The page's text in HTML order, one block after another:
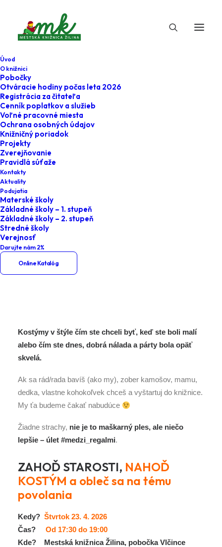
Úvod
O knižnici
Pobočky
Otváracie hodiny počas leta 2026
Registrácia za čitateľa
Cenník poplatkov a služieb
Voľné pracovné miesta
Ochrana osobných údajov
Knižničný poriadok
Projekty
Zverejňovanie
Pravidlá súťaže
Kontakty
Aktuality
Podujatia
Materské školy
Základné školy – 1. stupeň
Základné školy – 2. stupeň
Stredné školy
Verejnosť
Darujte nám 2%
Online Katalóg
Nahoď kostým a
povolania
Home
Nahoď kostým a obleč sa na tému
povolania
Kostýmy v štýle čím ste chceli byť, keď ste boli malí
alebo čím ste dnes, dobrá nálada a párty bola opäť
skvelá.
Ak sa rád/rada bavíš (ako my), zober kamošov, mamu,
dedka, vlastne kohokoľvek chceš a vyštartuj do knižnice.
My ťa budeme čakať nabudúce
Žiadne strachy, nie je to maškarný ples, ale niečo
lepšie – úlet #medzi_regalmi.
ZAHOĎ STAROSTI, NAHOĎ
KOSTÝM a obleč sa na tému
povolania
Kedy? Štvrtok 23. 4. 2026
Čas? Od 17:30 do 19:00
Kde?
Mestská knižnica Žilina, pobočka Vlčince